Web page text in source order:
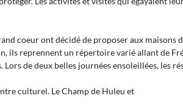
coeur ont décidé de proposer aux maisons
ils reprennent un répertoire varié allant de
de deux belles journées ensoleillées, les
culturel. Le Champ de Huleu et